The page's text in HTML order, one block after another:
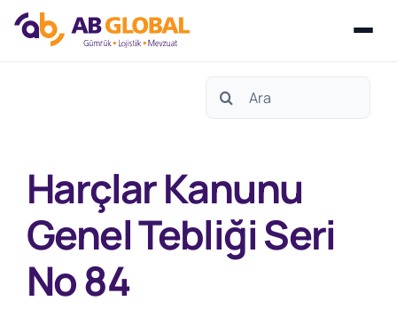
Search
Harçlar Kanunu
Genel Tebliği Seri
No 84